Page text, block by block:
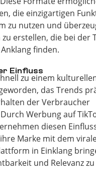
die einzigartigen
zu nutzen und
erstellen, die bei der
finden.
Einfluss
zu einem
das Trends
der Verbraucher
Werbung auf
diesen
Marke mit dem
in Einklang
und Relevanz zu